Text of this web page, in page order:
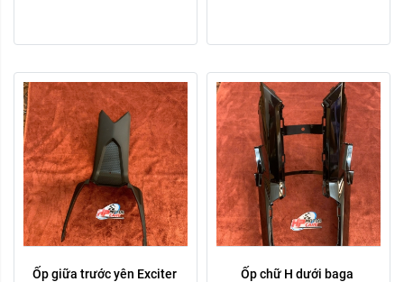
Ốp giữa trước yên Exciter
Ốp chữ H dưới baga